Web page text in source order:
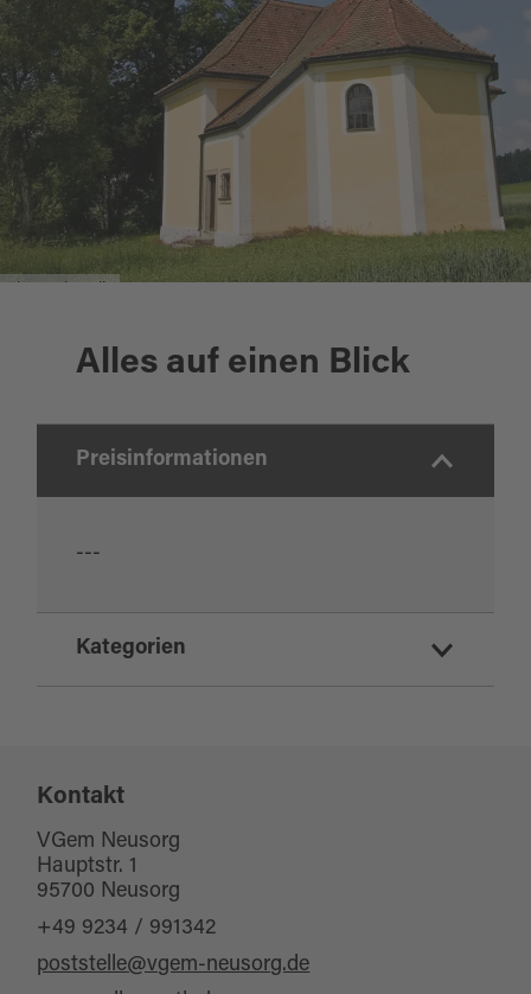
Alles auf einen Blick
Preisinformationen
---
Kategorien
Kontakt
VGem Neusorg
Hauptstr. 1
95700 Neusorg
+49 9234 / 991342
poststelle@vgem-neusorg.de